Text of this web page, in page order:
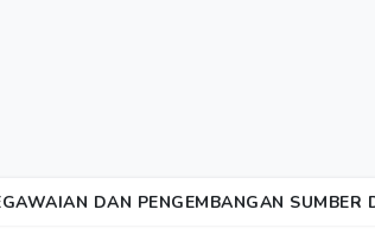
DAN PENGEMBANGAN SUMBER